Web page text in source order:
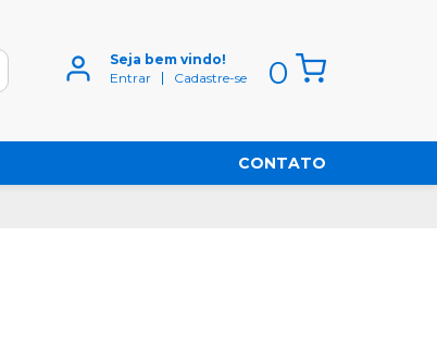
Seja bem vindo!
Entrar
Cadastre-se 0
CONTATO